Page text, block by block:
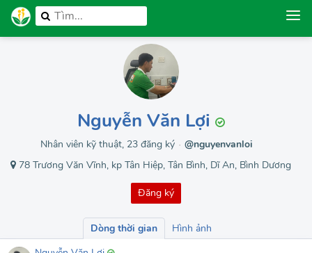
Nguyễn Văn Lợi
Nhân viên kỹ thuật, 23 đăng ký ●
@nguyenvanloi
78 Trương Văn Vĩnh, kp Tân Hiệp, Tân Bình, Dĩ An, Bình Dương
Đăng ký
Dòng thời gian
Hình ảnh